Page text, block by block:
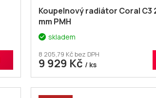
Koupelnový radiátor Coral C3
mm PMH
skladem
8 205,79 Kč bez DPH
9 929 Kč / ks